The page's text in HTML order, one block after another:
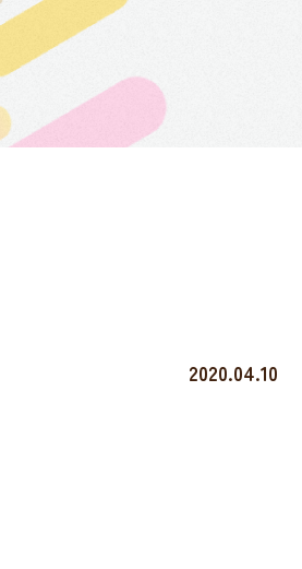
2020.04.10